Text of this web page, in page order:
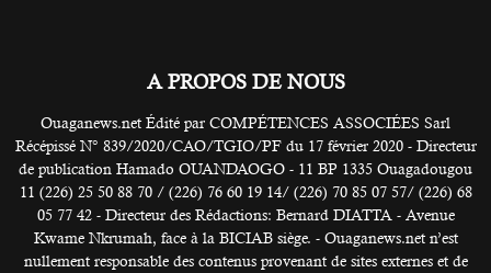
A PROPOS DE NOUS
Ouaganews.net Édité par COMPÉTENCES ASSOCIÉES Sarl
Récépissé N° 839/2020/CAO/TGIO/PF du 17 février 2020 - Directeur
de publication Hamado OUANDAOGO - 11 BP 1335 Ouagadougou
11 (226) 25 50 88 70 / (226) 76 60 19 14/ (226) 70 85 07 57/ (226) 68
05 77 42 - Directeur des Rédactions: Bernard DIATTA - Avenue
Kwame Nkrumah, face à la BICIAB siège. - Ouaganews.net n’est
nullement responsable des contenus provenant de sites externes et de